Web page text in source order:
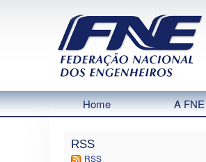
Home A FNE
RSS
RSS